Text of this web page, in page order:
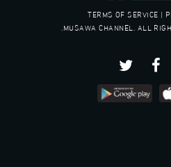
TERMS OF SERVICE |